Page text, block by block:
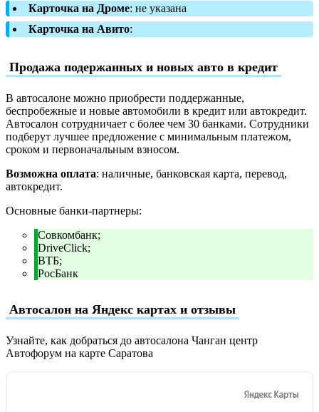
Карточка на Дроме: не указана
Карточка на Авито:
Продажа подержанных и новых авто в кредит
В автосалоне можно приобрести поддержанные,
беспробежные и новые автомобили в кредит или автокредит.
Автосалон сотрудничает с более чем 30 банками. Сотрудники
подберут лучшее предложение с минимальным платежом,
сроком и первоначальным взносом.
Возможна оплата: наличные, банковская карта, перевод,
автокредит.
Основные банки-партнеры:
Совкомбанк;
DriveClick;
ВТБ;
РосБанк
Автосалон на Яндекс картах и отзывы
Узнайте, как добраться до автосалона Чанган центр
Автофорум на карте Саратова